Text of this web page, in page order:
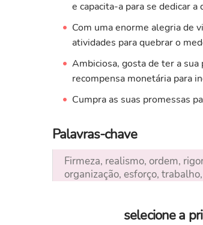
e capacita-a para se dedicar
Com uma enorme alegria de
atividades para quebrar o
Ambiciosa, gosta de ter a
recompensa monetária para
Cumpra as suas promessas
Palavras-chave
Firmeza, realismo, ordem,
organização, esforço,
selecione a